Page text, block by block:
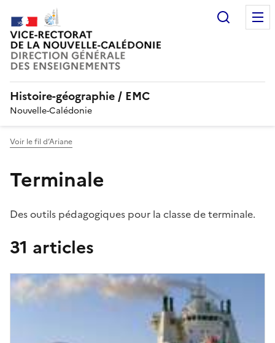
Histoire-géographie / EMC
Nouvelle-Calédonie
Voir le fil d’Ariane
Terminale
Des outils pédagogiques pour la classe de terminale.
31 articles